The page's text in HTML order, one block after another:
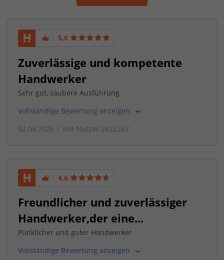
5,0
Zuverlässige und kompetente
Handwerker
Sehr gut, saubere Ausführung
Vollständige Bewertung anzeigen
02.08.2026 | von Nutzer 2422267
4,6
Freundlicher und zuverlässiger
Handwerker,der eine...
Pünklicher und guter Handwerker
Vollständige Bewertung anzeigen